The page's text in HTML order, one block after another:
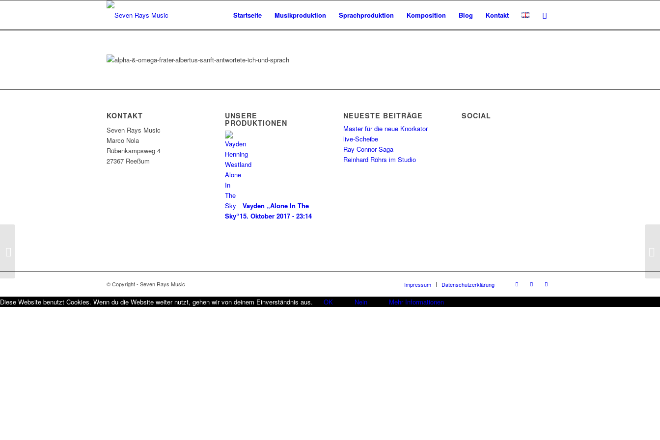
Startseite Musikproduktion Sprachproduktion Komposition Blog Kontakt
KONTAKT
Seven Rays Music
Marco Nola
Rübenkampsweg 4
27367 Reeßum
UNSERE
PRODUKTIONEN
Vayden „Alone In The
Sky“15. Oktober 2017 - 23:14
NEUESTE BEITRÄGE
Master für die neue Knorkator
live-Scheibe
Ray Connor Saga
Reinhard Röhrs im Studio
SOCIAL
© Copyright - Seven Rays Music Impressum Datenschutzerklärung
Diese Website benutzt Cookies. Wenn du die Website weiter nutzt, gehen wir von deinem Einverständnis aus. OK Nein Mehr Informationen